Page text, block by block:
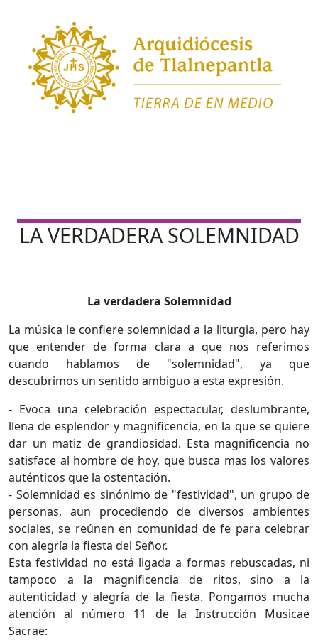
LA VERDADERA SOLEMNIDAD
La verdadera Solemnidad
La música le confiere solemnidad a la liturgia, pero hay
que entender de forma clara a que nos referimos
cuando hablamos de "solemnidad", ya que
descubrimos un sentido ambiguo a esta expresión.
- Evoca una celebración espectacular, deslumbrante,
llena de esplendor y magnificencia, en la que se quiere
dar un matiz de grandiosidad. Esta magnificencia no
satisface al hombre de hoy, que busca mas los valores
auténticos que la ostentación.
- Solemnidad es sinónimo de "festividad", un grupo de
personas, aun procediendo de diversos ambientes
sociales, se reúnen en comunidad de fe para celebrar
con alegría la fiesta del Señor.
Esta festividad no está ligada a formas rebuscadas, ni
tampoco a la magnificencia de ritos, sino a la
autenticidad y alegría de la fiesta. Pongamos mucha
atención al número 11 de la Instrucción Musicae
Sacrae: